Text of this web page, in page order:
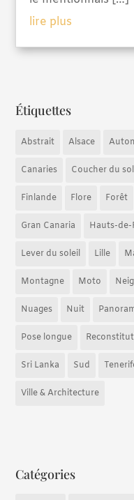
lire plus
Étiquettes
Abstrait Alsace
Canaries Coucher du
Finlande Flore Forêt
Gran Canaria Hauts-de-
Lever du soleil Lille
Montagne Moto
Nuages Nuit
Pose longue
Sri Lanka Sud
Ville & Architecture
Catégories